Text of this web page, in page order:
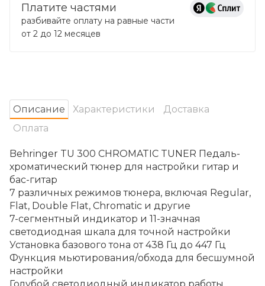
Платите частями
разбивайте оплату на равные части
от 2 до 12 месяцев
Oписание Характеристики
Доставка
Оплата
Behringer TU 300 CHROMATIC TUNER Педаль-
хроматический тюнер для настройки гитар и
бас-гитар
7 различных режимов тюнера, включая Regular,
Flat, Double Flat, Chromatic и другие
7-сегментный индикатор и 11-значная
светодиодная шкала для точной настройки
Установка базового тона от 438 Гц до 447 Гц
Функция мьютирования/обхода для бесшумной
настройки